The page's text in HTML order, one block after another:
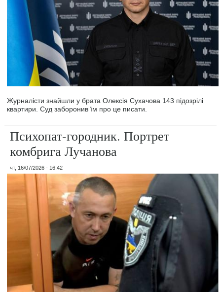
Журналісти знайшли у брата Олексія Сухачова 143 підозрілі
квартири. Суд заборонив їм про це писати.
Психопат-городник. Портрет
комбрига Лучанова
чт, 16/07/2026 - 16:42